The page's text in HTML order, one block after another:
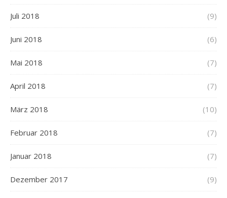
Juli 2018 (9)
Juni 2018 (6)
Mai 2018 (7)
April 2018 (7)
März 2018 (10)
Februar 2018 (7)
Januar 2018 (7)
Dezember 2017 (9)